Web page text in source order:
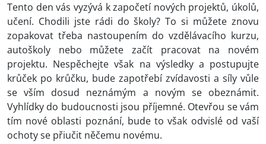
Tento den vás vyzývá k započetí nových projektů, úkolů,
učení. Chodili jste rádi do školy? To si můžete znovu
zopakovat třeba nastoupením do vzdělávacího kurzu,
autoškoly nebo můžete začít pracovat na novém
projektu. Nespěchejte však na výsledky a postupujte
krůček po krůčku, bude zapotřebí zvídavosti a síly vůle
se vším dosud neznámým a novým se obeznámit.
Vyhlídky do budoucnosti jsou příjemné. Otevřou se vám
tím nové oblasti poznání, bude to však odvislé od vaší
ochoty se přiučit něčemu novému.